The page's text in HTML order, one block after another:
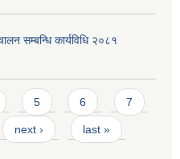
सम्बन्धि कार्यविधि २०८१
5 6 7
next › last »